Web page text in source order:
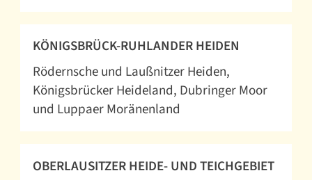
KÖNIGSBRÜCK-RUHLANDER HEIDEN
Rödernsche und Laußnitzer Heiden
Königsbrücker Heideland Dubringer Moor
und Luppaer Moränenland
OBERLAUSITZER HEIDE- UND TEICHGEBIET